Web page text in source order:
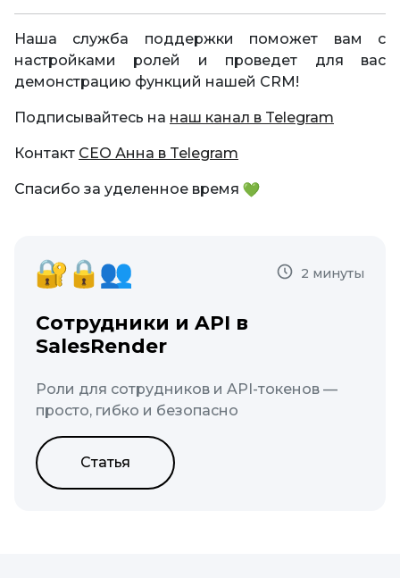
Наша служба поддержки поможет вам с
настройками ролей и проведет для вас
демонстрацию функций нашей CRM!
Подписывайтесь на наш канал в Telegram
Контакт СЕО Анна в Telegram
Спасибо за уделенное время
2 минуты
Сотрудники и API в
SalesRender
Роли для сотрудников и API-токенов —
просто, гибко и безопасно
Статья